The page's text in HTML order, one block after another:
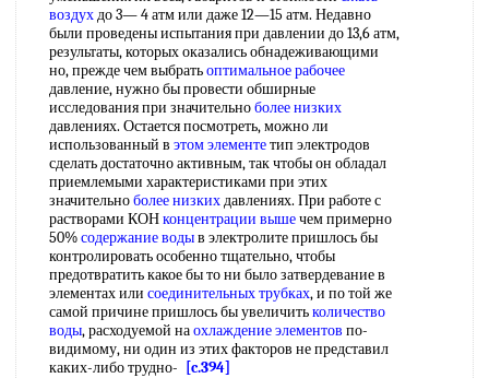
воздухдо 3— 4 атм или даже 12—15 атм. Недавно
были проведены испытания при давлении до 13,6 атм,
результаты, которых оказались обнадеживающими
но, прежде чем выбратьоптимальное рабочее
давление, нужно бы провести обширные
исследования при значительноболее низких
давлениях. Остается посмотреть, можно ли
использованный в этом элементетип электродов
сделать достаточно активным, так чтобы он обладал
приемлемыми характеристиками при этих
значительноболее низкихдавлениях. При работе с
растворами КОНконцентрации вышечем примерно
50%содержание водыв электролите пришлось бы
контролировать особенно тщательно, чтобы
предотвратить какое бы то ни было затвердевание в
элементах или соединительных трубках, и по той же
самой причине пришлось бы увеличитьколичество
воды, расходуемой наохлаждение элементов по-
видимому, ни один из этих факторов не представил
каких-либо трудно-
[c.394]